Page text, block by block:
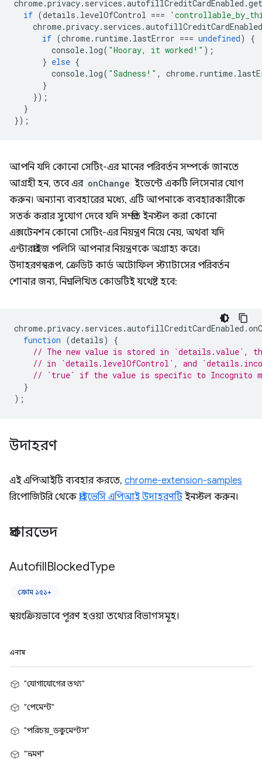
chrome.privacy. services .autofillCreditCardEnabled .get
if (details . levelOfControl ===
chrome.privacy. services .autofillCreditCardEnabled
if (chrome. runtime. lastError === undefined)
{
console. log( "Hooray, it worked!" );
} else {
console. log( "Sadness!" , chrome. runtime.
}
});
}
});
আপনি যদি কোনো সেটিং-এর মানের পরিবর্তন সম্পর্কে জানতে
আগ্রহী হন, তবে এর onChange ইভেন্টে একটি লিসেনার যোগ
করুন। অন্যান্য ব্যবহারের মধ্যে, এটি আপনাকে ব্যবহারকারীকে
সতর্ক করার সুযোগ দেবে যদি সম্প্রতি ইনস্টল করা কোনো
এক্সটেনশন কোনো সেটিং-এর নিয়ন্ত্রণ নিয়ে নেয়, অথবা যদি
এন্টারপ্রাইজ পলিসি আপনার নিয়ন্ত্রণকে অগ্রাহ্য করে।
উদাহরণস্বরূপ, ক্রেডিট কার্ড অটোফিল স্ট্যাটাসের পরিবর্তন
শোনার জন্য, নিম্নলিখিত কোডটিই যথেষ্ট হবে:
chrome.privacy. services .autofillCreditCardEnabled .
function (details)
{
// The new value is stored in `details.value`,
// in `details.levelOfControl`, and
// `true` if the value is specific to Incognito
}
);
উদাহরণ
এই এপিআইটি ব্যবহার করতে, chrome-extension-samples
রিপোজিটরি থেকেপ্রাইভেসি এপিআই উদাহরণটিইনস্টল করুন।
প্রকারভেদ
AutofillBlockedType
ক্রোম ১৫১+
স্বয়ংক্রিয়ভাবে পূরণ হওয়া তথ্যের বিভাগসমূহ।
এনাম
"যোগাযোগের তথ্য"
"পেমেন্ট"
"পরিচয়_ডকুমেন্টস"
"ভ্রমণ"